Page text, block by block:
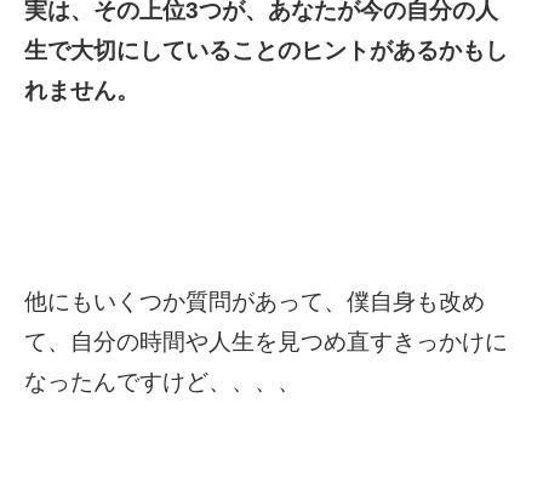
実は、その上位3つが、あなたが今の自分の人
生で大切にしていることのヒントがあるかもし
れません。
他にもいくつか質問があって、僕自身も改め
て、自分の時間や人生を見つめ直すきっかけに
なったんですけど、、、、